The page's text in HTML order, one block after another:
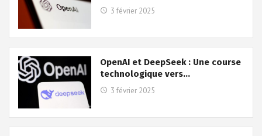
3 février 2025
OpenAI et DeepSeek : Une course
technologique vers…
3 février 2025